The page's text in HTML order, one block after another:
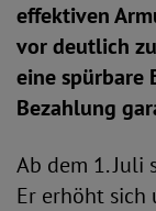
effektiven
vor deutlich
eine spürbare
Bezahlung
Ab dem 1.
Er erhöht sich